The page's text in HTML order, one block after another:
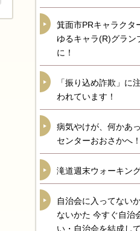
箕面市PRキャラクタ
ゆるキャラ(R)グラン
に！
「振り込め詐欺」に
われています！
病気やけが、何かあ
センターおおさかへ！
滝道週末ウォーキン
自治会に入ってない
ないかた 今すぐ自治
い・自治会を結成し